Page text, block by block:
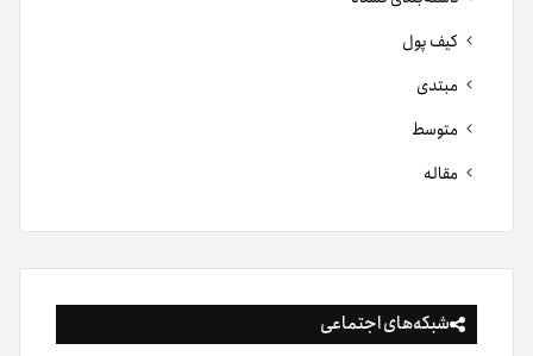
کیف پول
مبتدی
متوسط
مقاله
شبکه‌های اجتماعی